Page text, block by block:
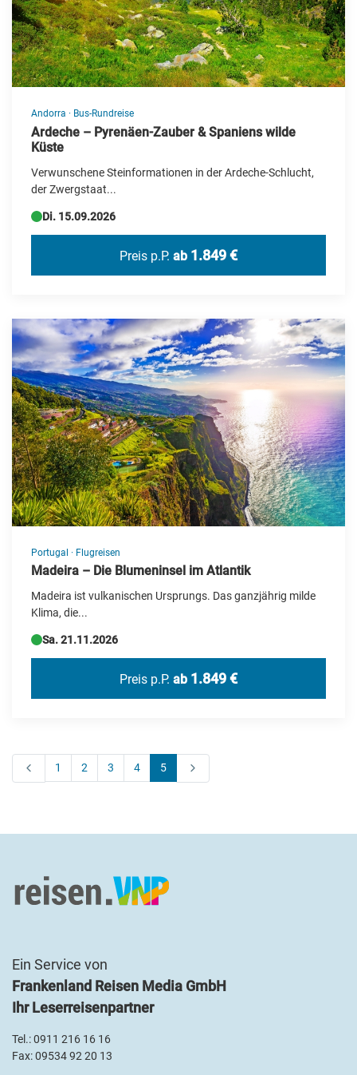
Andorra · Bus-Rundreise
Ardeche – Pyrenäen-Zauber & Spaniens wilde
Küste
Verwunschene Steinformationen in der Ardeche-Schlucht,
der Zwergstaat...
Di. 15.09.2026
Preis p.P. ab 1.849 €
Portugal · Flugreisen
Madeira – Die Blumeninsel im Atlantik
Madeira ist vulkanischen Ursprungs. Das ganzjährig milde
Klima, die...
Sa. 21.11.2026
Preis p.P. ab 1.849 €
1 2 3 4 5
Ein Service von
Frankenland Reisen Media GmbH
Ihr Leserreisenpartner
Tel.:0911 216 16 16
Fax: 09534 92 20 13